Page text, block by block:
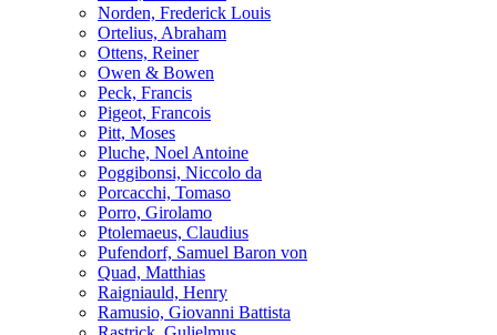
Norden, Frederick Louis
Ortelius, Abraham
Ottens, Reiner
Owen & Bowen
Peck, Francis
Pigeot, Francois
Pitt, Moses
Pluche, Noel Antoine
Poggibonsi, Niccolo da
Porcacchi, Tomaso
Porro, Girolamo
Ptolemaeus, Claudius
Pufendorf, Samuel Baron von
Quad, Matthias
Raigniauld, Henry
Ramusio, Giovanni Battista